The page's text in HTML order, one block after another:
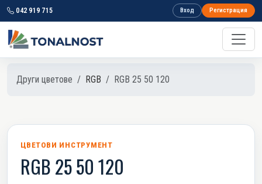
042 919 715 Вход Регистрация
Други цветове RGB RGB 25 50 120
ЦВЕТОВИ ИНСТРУМЕНТ
RGB 25 50 120